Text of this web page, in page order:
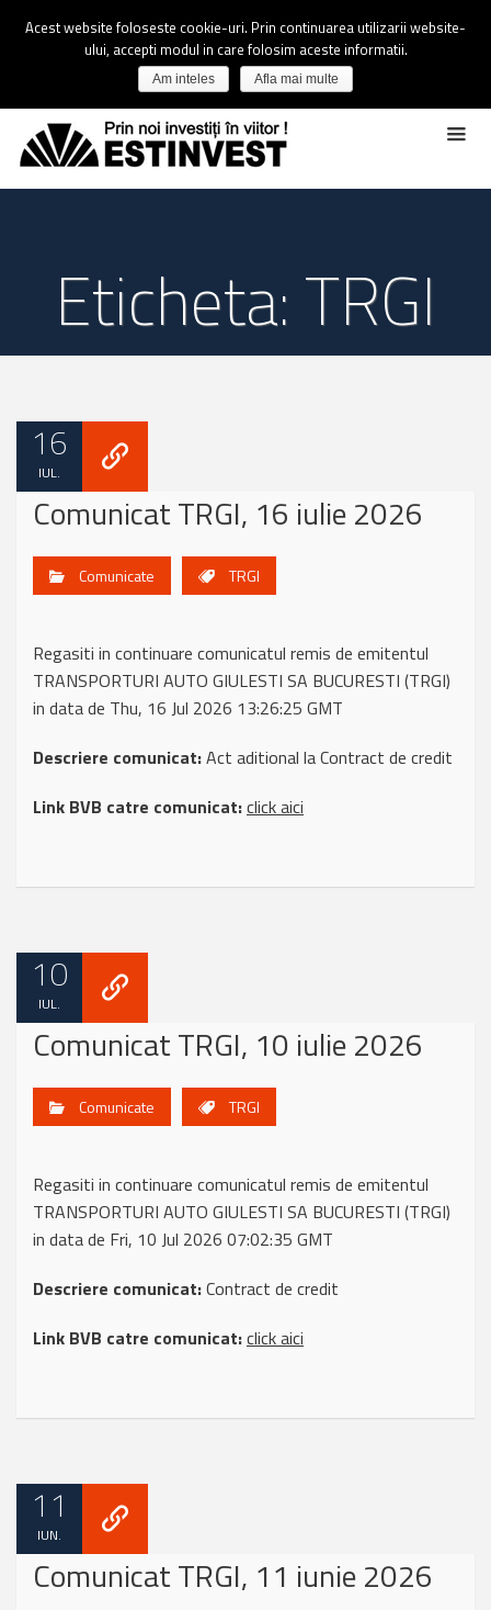
Eticheta: TRGI
16
IUL.
Comunicat TRGI, 16 iulie 2026
Comunicate TRGI
Regasiti in continuare comunicatul remis de emitentul
TRANSPORTURI AUTO GIULESTI SA BUCURESTI (TRGI)
in data de Thu, 16 Jul 2026 13:26:25 GMT
Descriere comunicat:Act aditional la Contract de credit
Link BVB catre comunicat:click aici
10
IUL.
Comunicat TRGI, 10 iulie 2026
Comunicate TRGI
Regasiti in continuare comunicatul remis de emitentul
TRANSPORTURI AUTO GIULESTI SA BUCURESTI (TRGI)
in data de Fri, 10 Jul 2026 07:02:35 GMT
Descriere comunicat:Contract de credit
Link BVB catre comunicat:click aici
11
IUN.
Comunicat TRGI, 11 iunie 2026
Acest website foloseste cookie-uri. Prin continuarea utilizarii website-
ului, accepti modul in care folosim aceste informatii.
Am inteles Afla mai multe